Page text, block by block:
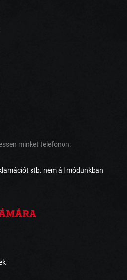
minket telefonon:
stb. nem áll módunkban